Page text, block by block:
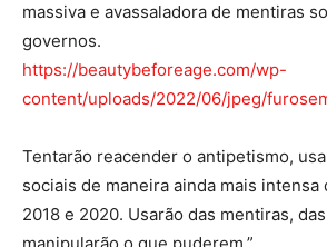
massiva e avassaladora de mentiras
governos.
https://beautybeforeage.com/wp-
content/uploads/2022/06/jpeg/
Tentarão reacender o antipetismo,
sociais de maneira ainda mais intensa
2018 e 2020. Usarão das mentiras,